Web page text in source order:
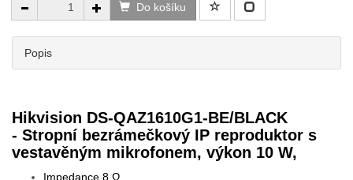
Do košíku
Popis
Hikvision DS-QAZ1610G1-BE/BLACK
- Stropní bezrámečkový IP reproduktor s
vestavěným mikrofonem, výkon 10 W,
Impedance 8 Ω